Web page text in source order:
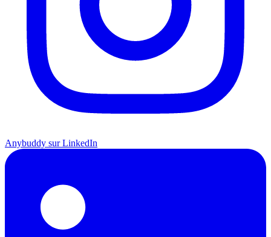
Anybuddy sur LinkedIn